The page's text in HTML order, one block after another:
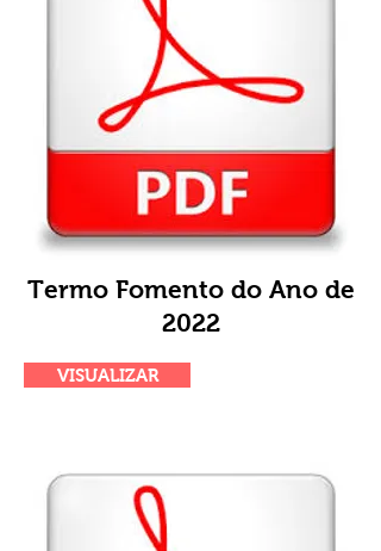
Termo Fomento do Ano de
2022
VISUALIZAR